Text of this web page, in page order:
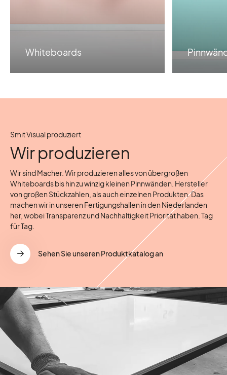
Whiteboards
Smit Visual produziert
Wir produzieren
Wir sind Macher. Wir produzieren alles von übergroßen
Whiteboards bis hin zu winzig kleinen Pinnwänden. Hersteller
von großen Stückzahlen, als auch einzelnen Produkten. Das
machen wir in unseren Fertigungshallen in den Niederlanden
her, wobei Transparenz und Nachhaltigkeit Priorität haben. Tag
für Tag.
Sehen Sie unseren Produktkatalog an